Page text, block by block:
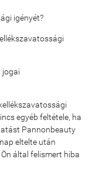
igényét?
jogai
egyéb feltétele, ha
Pannonbeauty
eltelte után
által felismert hiba